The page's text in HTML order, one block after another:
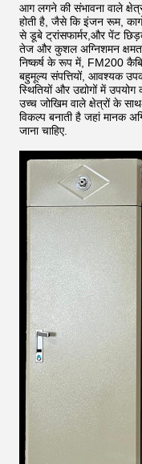
आग लगने की संभावना वाले
होती है, जैसे कि इंजन रूम,
से डूबे ट्रांसफार्मर,और पेंट
तेज और कुशल अग्निशमन
निष्कर्ष के रूप में, FM200
बहुमूल्य संपत्तियों, आवश्यक
स्थितियों और उद्योगों में
उच्च जोखिम वाले क्षेत्रों के
विकल्प बनाती है जहां मानक
जाना चाहिए.